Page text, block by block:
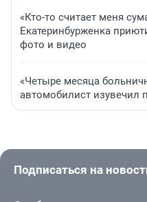
«Кто-то считает меня
Екатеринбурженка
фото и видео
«Четыре месяца
автомобилист изувечил
Подписаться на